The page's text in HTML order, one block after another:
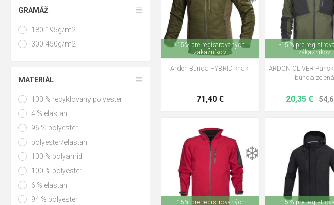
-15% pre registrovaných
zákazníkov
Ardon Bunda HYBRID khaki
71,40 €
-15% pre
zákazníkov
ARDON OLIVER
bunda zelená
20,35 €
-15% pre registrovaných
❄️
XL
-15% pre
M
GRAMÁŽ
180-195g/m2
300-450g/m2
MATERIÁL
100 % recyklovaný polyester
4 % elastan
96 % polyester
polyester/elastan
100 % polyamid
100 % polyester
6 % elastan
94 % polyester